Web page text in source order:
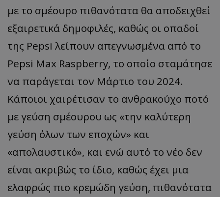
με το σμέουρο πιθανότατα θα αποδειχθεί
εξαιρετικά δημοφιλές, καθώς οι οπαδοί
της Pepsi λείπουν απεγνωσμένα από το
Pepsi Max Raspberry, το οποίο σταμάτησε
να παράγεται τον Μάρτιο του 2024.
Κάποιοι χαιρέτισαν το ανθρακούχο ποτό
με γεύση σμέουρου ως «την καλύτερη
γεύση όλων των εποχών» και
«απολαυστικό», και ενώ αυτό το νέο δεν
είναι ακριβώς το ίδιο, καθώς έχει μια
ελαφρώς πιο κρεμώδη γεύση, πιθανότατα